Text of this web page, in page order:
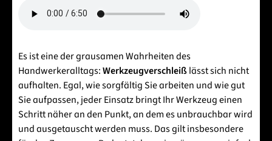
Es ist eine der grausamen Wahrheiten des
Handwerkeralltags:Werkzeugverschleißlässt sich nicht
aufhalten. Egal, wie sorgfältig Sie arbeiten und wie gut
Sie aufpassen, jeder Einsatz bringt Ihr Werkzeug einen
Schritt näher an den Punkt, an dem es unbrauchbar wird
und ausgetauscht werden muss. Das gilt insbesondere